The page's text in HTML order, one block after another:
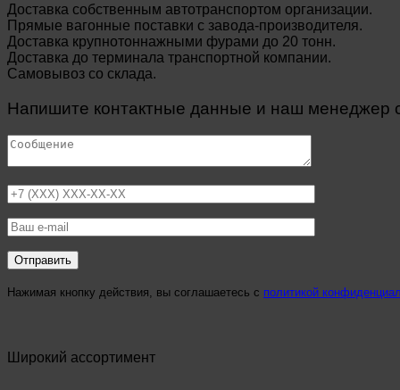
Доставка собственным автотранспортом организации.
Прямые вагонные поставки с завода-производителя.
Доставка крупнотоннажными фурами до 20 тонн.
Доставка до терминала транспортной компании.
Самовывоз со склада.
Напишите контактные данные и наш менеджер
Нажимая кнопку действия, вы соглашаетесь с политикой
Широкий ассортимент